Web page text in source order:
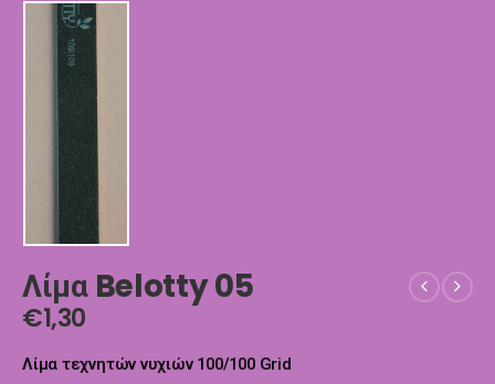
Λίμα Belotty 05
€1,30
Λίμα τεχνητών νυχιών 100/100 Grid